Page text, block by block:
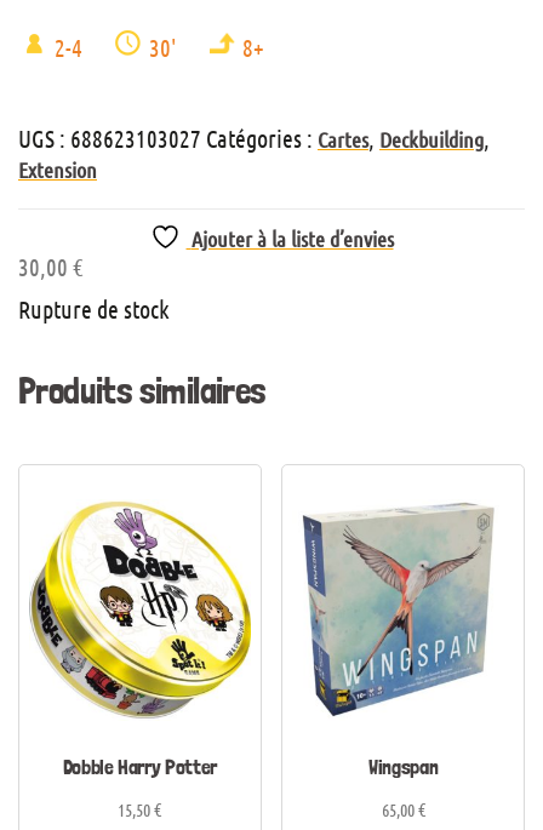
2-4 30' 8+
UGS : 688623103027 Catégories : Cartes, Deckbuilding,
Extension
Ajouter à la liste d’envies
30,00 €
Rupture de stock
Produits similaires
Dobble Harry Potter
15,50€
Wingspan
65,00€